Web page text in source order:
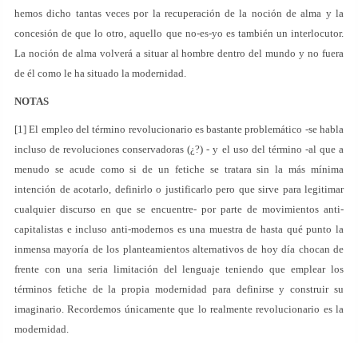
hemos dicho tantas veces por la recuperación de la noción de alma y la
concesión de que lo otro, aquello que no-es-yo es también un interlocutor.
La noción de alma volverá a situar al hombre dentro del mundo y no fuera
de él como le ha situado la modernidad.
NOTAS
[1] El empleo del término revolucionario es bastante problemático -se habla
incluso de revoluciones conservadoras (¿?) - y el uso del término -al que a
menudo se acude como si de un fetiche se tratara sin la más mínima
intención de acotarlo, definirlo o justificarlo pero que sirve para legitimar
cualquier discurso en que se encuentre- por parte de movimientos anti-
capitalistas e incluso anti-modernos es una muestra de hasta qué punto la
inmensa mayoría de los planteamientos alternativos de hoy día chocan de
frente con una seria limitación del lenguaje teniendo que emplear los
términos fetiche de la propia modernidad para definirse y construir su
imaginario. Recordemos únicamente que lo realmente revolucionario es la
modernidad.